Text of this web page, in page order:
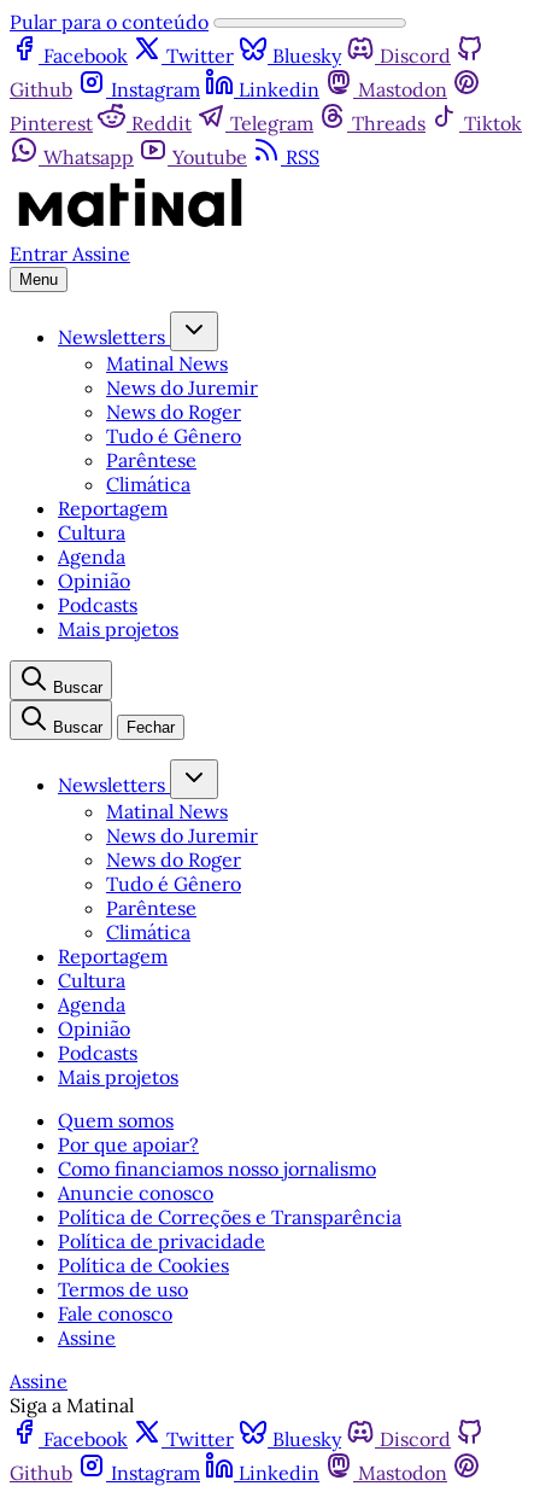
Pular para o conteúdo
Facebook
Twitter Bluesky
Discord
Github
Instagram Linkedin
Mastodon
Pinterest
Reddit Telegram Threads
Tiktok
Whatsapp
Youtube RSS
Entrar Assine
Menu
Newsletters
Matinal News
News do Juremir
News do Roger
Tudo é Gênero
Parêntese
Climática
Reportagem
Cultura
Agenda
Opinião
Podcasts
Mais projetos
Buscar
Buscar Fechar
Newsletters
Matinal News
News do Juremir
News do Roger
Tudo é Gênero
Parêntese
Climática
Reportagem
Cultura
Agenda
Opinião
Podcasts
Mais projetos
Quem somos
Por que apoiar?
Como financiamos nosso jornalismo
Anuncie conosco
Política de Correções e Transparência
Política de privacidade
Política de Cookies
Termos de uso
Fale conosco
Assine
Assine
Siga a Matinal
Facebook
Twitter Bluesky
Discord
Github
Instagram Linkedin
Mastodon